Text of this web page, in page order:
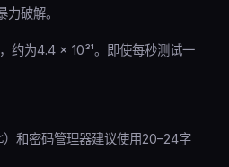
破解。
约为4.4 × 10³¹。即使每秒测试一
和密码管理器建议使用20–24字